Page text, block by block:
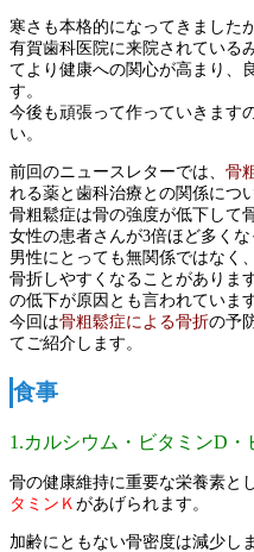
寒さも本格的になってきました
有賀歯科医院に来院されている
てより健康への関心が高まり、
す。
今後も頑張って作っていきます
い。
前回のニュースレターでは、 骨
れる薬と歯科治療との関係につ
骨粗鬆症は骨の強度が低下して
女性の患者さんが3倍ほど多くな
男性にとっても無関係ではなく
骨折しやすくなることがありま
の低下が原因とも言われています
今回は骨粗鬆症による骨折の予
てご紹介します。
食事
1.カルシウム・ビタミンD・
骨の健康維持に重要な栄養素と
タミンＫ があげられます。
加齢にともない骨密度は減少し